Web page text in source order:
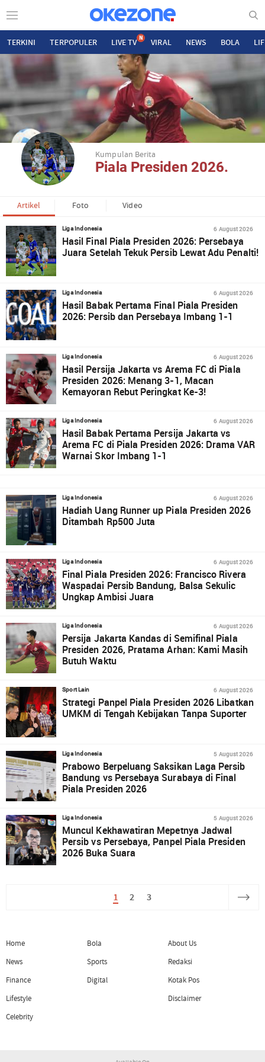
TERKINI TERPOPULER LIVE TV N VIRAL NEWS BOLA
Kumpulan Berita
Piala Presiden 2026.
Artikel Foto Video
Liga Indonesia 6 August 2026
Hasil Final Piala Presiden 2026: Persebaya
Juara Setelah Tekuk Persib Lewat Adu Penalti!
Liga Indonesia 6 August 2026
Hasil Babak Pertama Final Piala Presiden
2026: Persib dan Persebaya Imbang 1-1
Liga Indonesia 6 August 2026
Hasil Persija Jakarta vs Arema FC di Piala
Presiden 2026: Menang 3-1, Macan
Kemayoran Rebut Peringkat Ke-3!
Liga Indonesia 6 August 2026
Hasil Babak Pertama Persija Jakarta vs
Arema FC di Piala Presiden 2026: Drama VAR
Warnai Skor Imbang 1-1
Liga Indonesia 6 August 2026
Hadiah Uang Runner up Piala Presiden 2026
Ditambah Rp500 Juta
Liga Indonesia 6 August 2026
Final Piala Presiden 2026: Francisco Rivera
Waspadai Persib Bandung, Balsa Sekulic
Ungkap Ambisi Juara
Liga Indonesia 6 August 2026
Persija Jakarta Kandas di Semifinal Piala
Presiden 2026, Pratama Arhan: Kami Masih
Butuh Waktu
Sport Lain 6 August 2026
Strategi Panpel Piala Presiden 2026 Libatkan
UMKM di Tengah Kebijakan Tanpa Suporter
Liga Indonesia 5 August 2026
Prabowo Berpeluang Saksikan Laga Persib
Bandung vs Persebaya Surabaya di Final
Piala Presiden 2026
Liga Indonesia 5 August 2026
Muncul Kekhawatiran Mepetnya Jadwal
Persib vs Persebaya, Panpel Piala Presiden
2026 Buka Suara
1 2 3
Home
News
Finance
Lifestyle
Celebrity
Bola
Sports
Digital
About Us
Redaksi
Kotak Pos
Disclaimer